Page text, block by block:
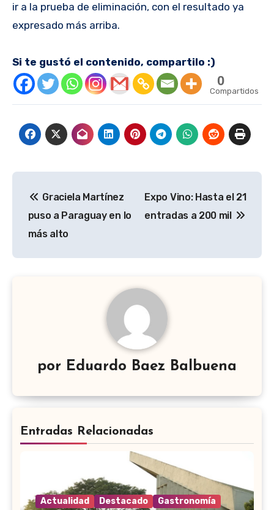
ir a la prueba de eliminación, con el resultado ya
expresado más arriba.
Si te gustó el contenido, compartilo :)
0
Compartidos
de
entradas
Graciela Martínez
puso a Paraguay en lo
más alto
Expo Vino: Hasta el 21
entradas a 200 mil
por Eduardo Baez Balbuena
Entradas Relacionadas
Actualidad Destacado Gastronomía